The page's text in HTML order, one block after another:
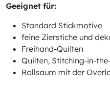
Geeignet für:
Standard Stickmotive
feine Zierstiche und
Freihand-Quilten
Quilten, Stitching-in-
Rollsaum mit der